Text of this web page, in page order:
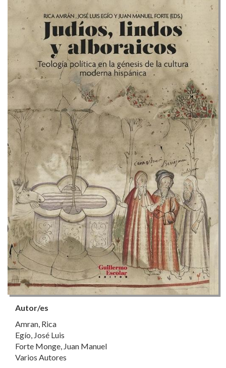
Autor/es
Amran, Rica
Egío, José Luis
Forte Monge, Juan Manuel
Varios Autores